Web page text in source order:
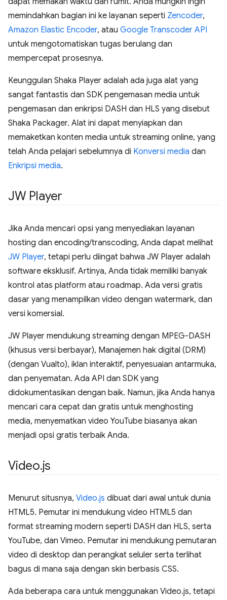
memindahkan bagian ini ke layanan seperti Zencoder,
Amazon Elastic Encoder, atau Google Transcoder API
untuk mengotomatiskan tugas berulang dan
mempercepat prosesnya.
Keunggulan Shaka Player adalah ada juga alat yang
sangat fantastis dan SDK pengemasan media untuk
pengemasan dan enkripsi DASH dan HLS yang disebut
Shaka Packager. Alat ini dapat menyiapkan dan
memaketkan konten media untuk streaming online, yang
telah Anda pelajari sebelumnya di Konversi media dan
Enkripsi media.
JW Player
Jika Anda mencari opsi yang menyediakan layanan
hosting dan encoding/transcoding, Anda dapat melihat
JW Player, tetapi perlu diingat bahwa JW Player adalah
software eksklusif. Artinya, Anda tidak memiliki banyak
kontrol atas platform atau roadmap. Ada versi gratis
dasar yang menampilkan video dengan watermark, dan
versi komersial.
JW Player mendukung streaming dengan MPEG-DASH
(khusus versi berbayar), Manajemen hak digital (DRM)
(dengan Vualto), iklan interaktif, penyesuaian antarmuka,
dan penyematan. Ada API dan SDK yang
didokumentasikan dengan baik. Namun, jika Anda hanya
mencari cara cepat dan gratis untuk menghosting
media, menyematkan video YouTube biasanya akan
menjadi opsi gratis terbaik Anda.
Video.js
Menurut situsnya, Video.js dibuat dari awal untuk dunia
HTML5. Pemutar ini mendukung video HTML5 dan
format streaming modern seperti DASH dan HLS, serta
YouTube, dan Vimeo. Pemutar ini mendukung pemutaran
video di desktop dan perangkat seluler serta terlihat
bagus di mana saja dengan skin berbasis CSS.
Ada beberapa cara untuk menggunakan Video.js, tetapi